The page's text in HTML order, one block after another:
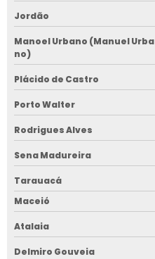
Jordão
Manoel Urbano (Manuel Urba
no)
Plácido de Castro
Porto Walter
Rodrigues Alves
Sena Madureira
Tarauacá
Maceió
Atalaia
Delmiro Gouveia